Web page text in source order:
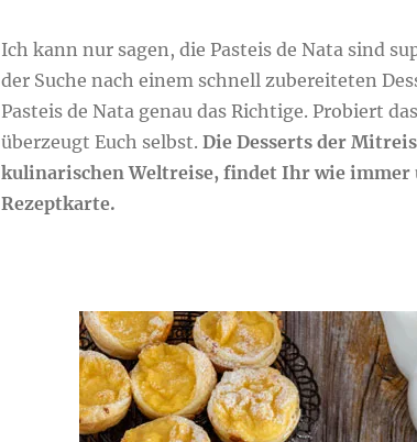
Ich kann nur sagen, die Pasteis de Nata sind
der Suche nach einem schnell zubereiteten
Pasteis de Nata genau das Richtige. Probiert
überzeugt Euch selbst. Die Desserts der
kulinarischen Weltreise, findet Ihr wie immer
Rezeptkarte.